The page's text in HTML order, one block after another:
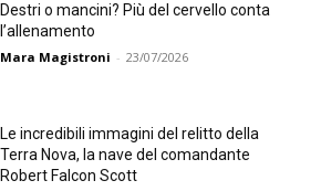
Destri o mancini? Più del cervello conta
l’allenamento
Mara Magistroni - 23/07/2026
Le incredibili immagini del relitto della
Terra Nova, la nave del comandante
Robert Falcon Scott